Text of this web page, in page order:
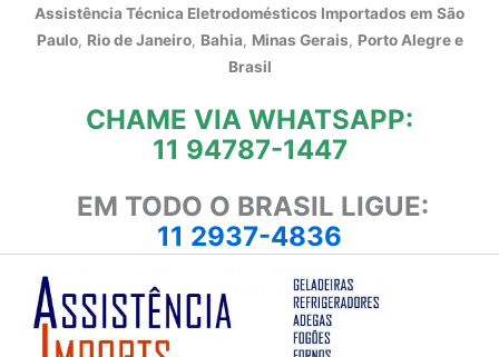
Assistência Técnica Eletrodomésticos Importados em São
Paulo, Rio de Janeiro, Bahia, Minas Gerais, Porto Alegre e
Brasil
CHAME VIA WHATSAPP:
11 94787-1447
EM TODO O BRASIL LIGUE:
11 2937-4836